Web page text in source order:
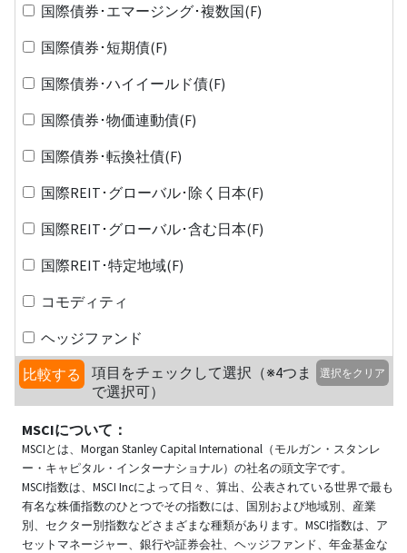
国際債券･エマージング･複数国(F)
国際債券･短期債(F)
国際債券･ハイイールド債(F)
国際債券･物価連動債(F)
国際債券･転換社債(F)
国際REIT･グローバル･除く日本(F)
国際REIT･グローバル･含む日本(F)
国際REIT･特定地域(F)
コモディティ
ヘッジファンド
比較する
項目をチェックして選択（※4つま
で選択可）
選択をクリア
MSCIについて：
MSCIとは、Morgan Stanley Capital International（モルガン・スタンレ
ー・キャピタル・インターナショナル）の社名の頭文字です。
MSCI指数は、MSCI Incによって日々、算出、公表されている世界で最も
有名な株価指数のひとつでその指数には、国別および地域別、産業
別、セクター別指数などさまざまな種類があります。MSCI指数は、ア
セットマネージャー、銀行や証券会社、ヘッジファンド、年金基金な